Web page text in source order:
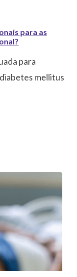
para as
para
mellitus